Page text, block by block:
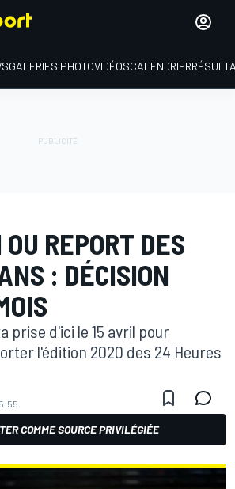
GALERIES PHOTOVIDÉOSCALENDRIER
REPORT DES
: DÉCISION
prise d'ici le 15 avril pour
l'édition 2020 des 24 Heures
COMME SOURCE PRIVILÉGIÉE